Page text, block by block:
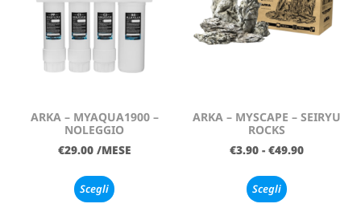
ARKA – MYAQUA1900 –
NOLEGGIO
€29.00 /MESE
Scegli
ARKA – MYSCAPE – SEIRYU
ROCKS
€3.90 - €49.90
Scegli